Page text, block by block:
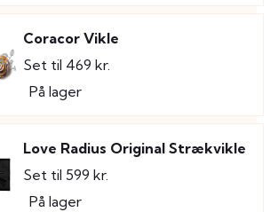
Coracor Vikle
Set til 469 kr.
På lager
Love Radius Original Strækvikle
Set til 599 kr.
På lager